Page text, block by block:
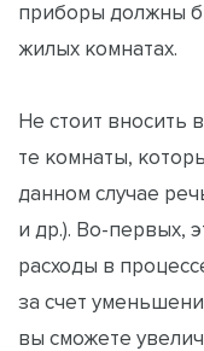
приборы должны
жилых комнатах.
Не стоит вносить
те комнаты,
данном случае
и др.). Во-первых,
расходы в
за счет
вы сможете